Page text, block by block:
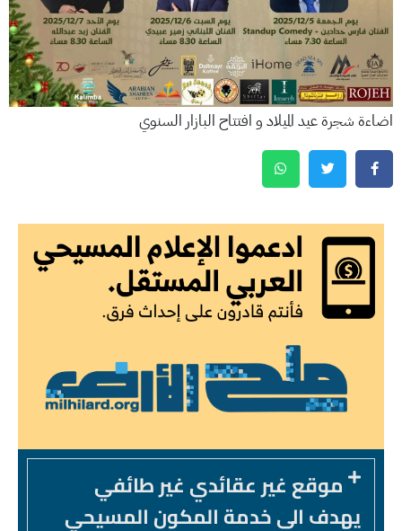
اضاءة شجرة عيد الميلاد و افتتاح البازار السنوي
موقع غير عقائدي غير طائفي
يهدف الى خدمة المكون المسيحي